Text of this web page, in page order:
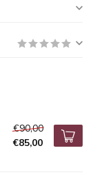
€90,00
€85,00